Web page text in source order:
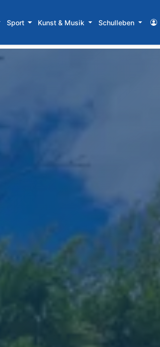
Sport Kunst & Musik Schulleben